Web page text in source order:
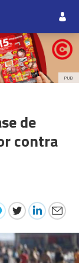
PUB
de
contra